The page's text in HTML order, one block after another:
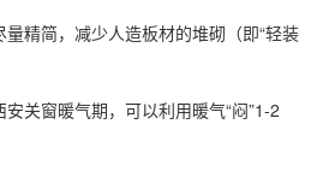
量精简，减少人造板材的堆砌（即“轻装
安关窗暖气期，可以利用暖气“闷”1-2